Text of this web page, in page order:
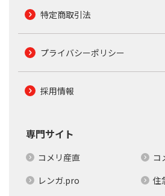
特定商取引法
プライバシーポリシー
採用情報
専門サイト
コメリ産直
コ
レンガ.pro
住